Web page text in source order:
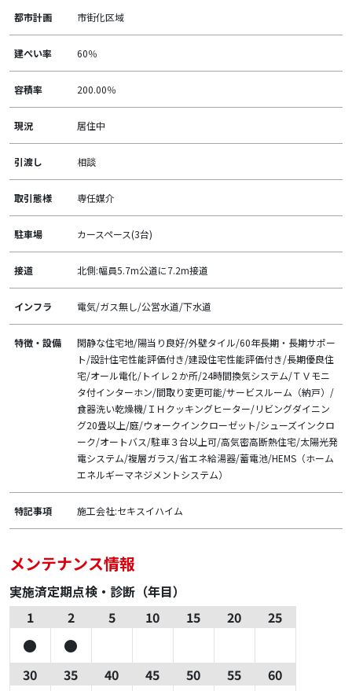
都市計画 市街化区域
建ぺい率 60％
容積率 200.00％
現況 居住中
引渡し 相談
取引態様 専任媒介
駐車場 カースペース(3台)
接道 北側:幅員5.7m公道に7.2m接道
インフラ 電気/ガス無し/公営水道/下水道
特徴・設備
閑静な住宅地/陽当り良好/外壁タイル/60年長期・長期サポー
ト/設計住宅性能評価付き/建設住宅性能評価付き/長期優良住
宅/オール電化/トイレ２か所/24時間換気システム/ＴＶモニ
タ付インターホン/間取り変更可能/サービスルーム（納戸）/
食器洗い乾燥機/ＩＨクッキングヒーター/リビングダイニン
グ20畳以上/庭/ウォークインクローゼット/シューズインクロ
ーク/オートバス/駐車３台以上可/高気密高断熱住宅/太陽光発
電システム/複層ガラス/省エネ給湯器/蓄電池/HEMS（ホーム
エネルギーマネジメントシステム）
特記事項 施工会社:セキスイハイム
メンテナンス情報
実施済定期点検・診断（年目）
1
2 5 10 15 20 25
30 35 40 45 50 55 60